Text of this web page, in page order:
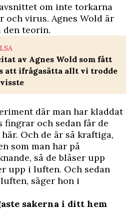
om inte torkarna
och virus. Agnes Wold är
den teorin.
av Agnes Wold som fått
att ifrågasätta allt vi trodde
där man har kladdat
och sedan får de
Och de är så kraftiga,
som man har på
så de blåser upp
upp i luften. Och sedan
säger hon i
sakerna i ditt hem